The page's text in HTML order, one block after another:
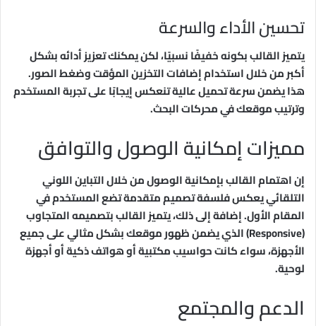
تحسين الأداء والسرعة
يتميز القالب بكونه خفيفًا نسبيًا، لكن يمكنك تعزيز أدائه بشكل
أكبر من خلال استخدام إضافات التخزين المؤقت وضغط الصور.
هذا يضمن سرعة تحميل عالية تنعكس إيجابًا على تجربة المستخدم
وترتيب موقعك في محركات البحث.
مميزات إمكانية الوصول والتوافق
إن اهتمام القالب بإمكانية الوصول من خلال التباين اللوني
التلقائي يعكس فلسفة تصميم متقدمة تضع المستخدم في
المقام الأول. إضافة إلى ذلك، يتميز القالب بتصميمه المتجاوب
(Responsive) الذي يضمن ظهور موقعك بشكل مثالي على جميع
الأجهزة، سواء كانت حواسيب مكتبية أو هواتف ذكية أو أجهزة
لوحية.
الدعم والمجتمع